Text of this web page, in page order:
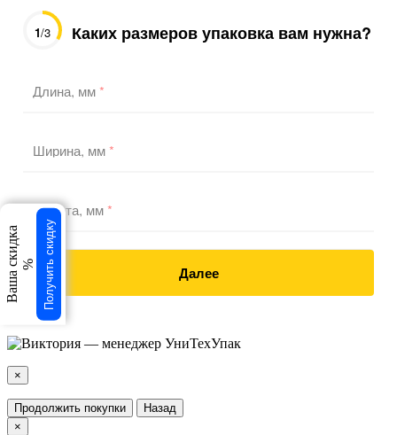
1/3 Каких размеров упаковка вам нужна?
Длина, мм*
Ширина, мм*
Высота, мм*
Далее
×
Продолжить покупки
Назад
×
Ваша скидка % Получить скидку